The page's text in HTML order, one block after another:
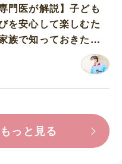
門医が解説】子ども
を安心して楽しむた
族で知っておきたい
っと見る